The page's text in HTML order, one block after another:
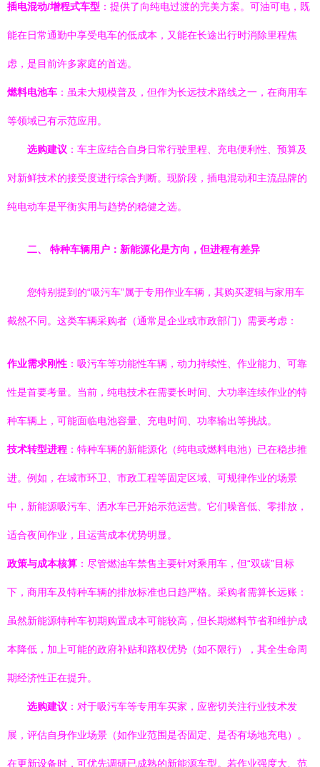
插电混动/增程式车型 ：提供了向纯电过渡的完美方案。可油可电，既
能在日常通勤中享受电车的低成本，又能在长途出行时消除里程焦
虑，是目前许多家庭的首选。
燃料电池车 ：虽未大规模普及，但作为长远技术路线之一，在商用车
等领域已有示范应用。
选购建议 ：车主应结合自身日常行驶里程、充电便利性、预算及
对新鲜技术的接受度进行综合判断。现阶段，插电混动和主流品牌的
纯电动车是平衡实用与趋势的稳健之选。
二、 特种车辆用户：新能源化是方向，但进程有差异
您特别提到的“吸污车”属于专用作业车辆，其购买逻辑与家用车
截然不同。这类车辆采购者（通常是企业或市政部门）需要考虑：
作业需求刚性 ：吸污车等功能性车辆，动力持续性、作业能力、可靠
性是首要考量。当前，纯电技术在需要长时间、大功率连续作业的特
种车辆上，可能面临电池容量、充电时间、功率输出等挑战。
技术转型进程 ：特种车辆的新能源化（纯电或燃料电池）已在稳步推
进。例如，在城市环卫、市政工程等固定区域、可规律作业的场景
中，新能源吸污车、洒水车已开始示范运营。它们噪音低、零排放，
适合夜间作业，且运营成本优势明显。
政策与成本核算 ：尽管燃油车禁售主要针对乘用车，但“双碳”目标
下，商用车及特种车辆的排放标准也日趋严格。采购者需算长远账：
虽然新能源特种车初期购置成本可能较高，但长期燃料节省和维护成
本降低，加上可能的政府补贴和路权优势（如不限行），其全生命周
期经济性正在提升。
选购建议 ：对于吸污车等专用车买家，应密切关注行业技术发
展，评估自身作业场景（如作业范围是否固定、是否有场地充电）。
在更新设备时，可优先调研已成熟的新能源车型。若作业强度大、范